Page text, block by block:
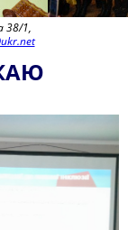
38/1,